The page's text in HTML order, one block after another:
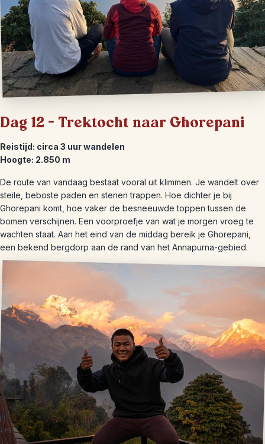
Dag 12 – Trektocht naar Ghorepani
Reistijd: circa 3 uur wandelen
Hoogte: 2.850 m
De route van vandaag bestaat vooral uit klimmen. Je wandelt over
steile, beboste paden en stenen trappen. Hoe dichter je bij
Ghorepani komt, hoe vaker de besneeuwde toppen tussen de
bomen verschijnen. Een voorproefje van wat je morgen vroeg te
wachten staat. Aan het eind van de middag bereik je Ghorepani,
een bekend bergdorp aan de rand van het Annapurna-gebied.